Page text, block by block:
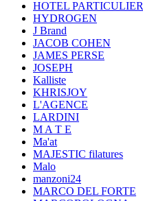
HOTEL PARTICULIER
HYDROGEN
J Brand
JACOB COHEN
JAMES PERSE
JOSEPH
Kalliste
KHRISJOY
L'AGENCE
LARDINI
M A T E
Ma'at
MAJESTIC filatures
Malo
manzoni24
MARCO DEL FORTE